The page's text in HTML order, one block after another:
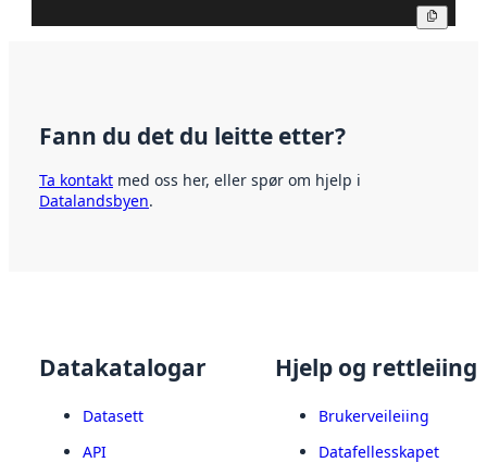
Fann du det du leitte etter?
Ta kontakt med oss her, eller spør om hjelp i
Datalandsbyen.
Datakatalogar
Datasett
API
Hjelp og rettleiing
Brukerveileiing
Datafellesskapet